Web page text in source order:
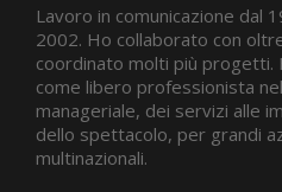
Lavoro in comunicazione dal
2002. Ho collaborato con
coordinato molti più progetti.
come libero professionista
manageriale, dei servizi alle
dello spettacolo, per grandi
multinazionali.